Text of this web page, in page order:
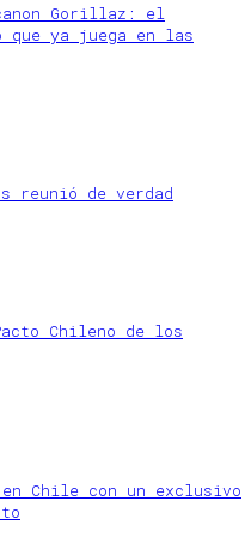
Gorillaz: el
que ya juega en las
reunió de verdad
Chileno de los
Chile con un exclusivo